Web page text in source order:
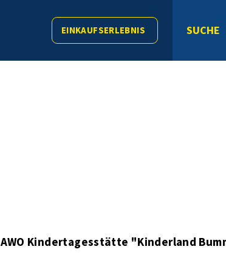
EINKAUFSERLEBNIS SUCHE
AWO Kindertagesstätte "Kinderland